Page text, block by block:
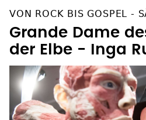
Grande Dame
der Elbe - Inga